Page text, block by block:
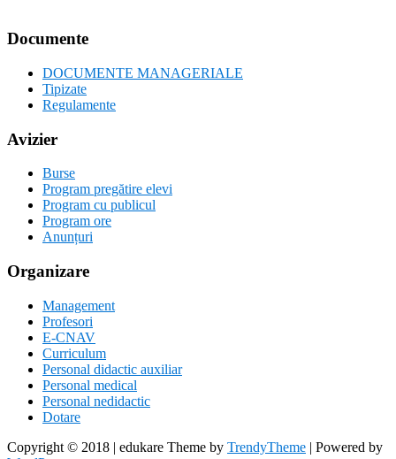
Documente
DOCUMENTE MANAGERIALE
Tipizate
Regulamente
Avizier
Burse
Program pregătire elevi
Program cu publicul
Program ore
Anunțuri
Organizare
Management
Profesori
E-CNAV
Curriculum
Personal didactic auxiliar
Personal medical
Personal nedidactic
Dotare
Copyright © 2018 | edukare Theme by TrendyTheme | Powered by